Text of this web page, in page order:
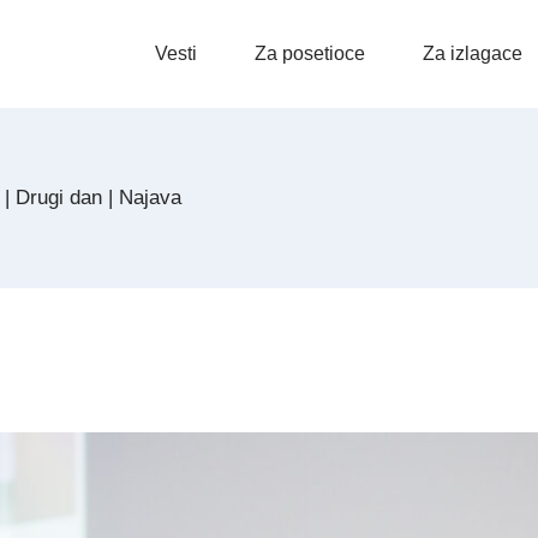
Vesti Za posetioce Za izlagace
Drugi dan | Najava